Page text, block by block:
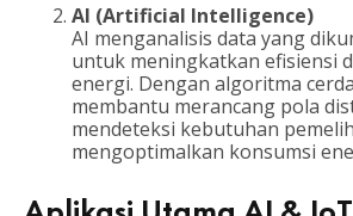
AI (Artificial Intelligence)
AI menganalisis data yang
untuk meningkatkan efisiensi
energi. Dengan algoritma
membantu merancang pola
mendeteksi kebutuhan
mengoptimalkan konsumsi